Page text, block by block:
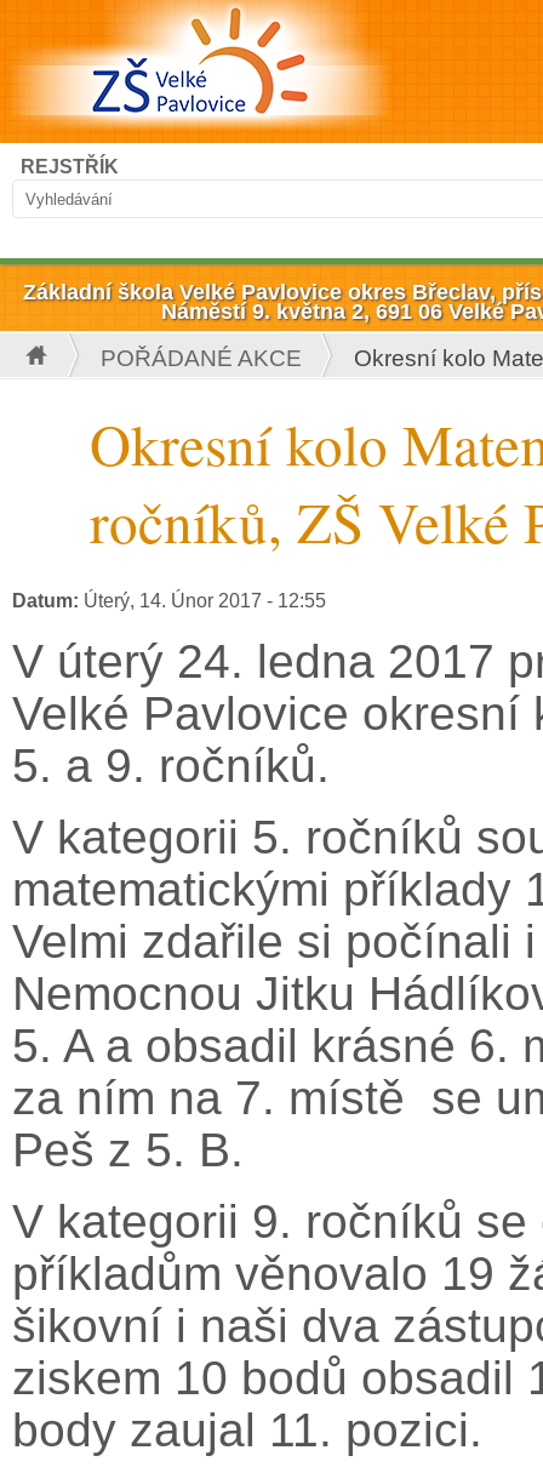
Přejít k hlavnímu obsahu
Vyhledávání
Hledat
REJSTŘÍK
Základní škola Velké Pavlovice okres Břeclav,
Náměstí 9. května 2, 691 06 Velké
Jste zde
POŘÁDANÉ AKCE Okresní kolo
Okresní kolo
ročníků, ZŠ Velké
Datum: Úterý, 14. Únor 2017 - 12:55
V úterý 24. ledna 2017
Velké Pavlovice okresní
5. a 9. ročníků.
V kategorii 5. ročníků
matematickými příklady
Velmi zdařile si počínali
Nemocnou Jitku
5. A a obsadil krásné 6.
za ním na 7. místě se
Peš z 5. B.
V kategorii 9. ročníků
příkladům věnovalo 19
šikovní i naši dva
ziskem 10 bodů obsadil
body zaujal 11. pozici.